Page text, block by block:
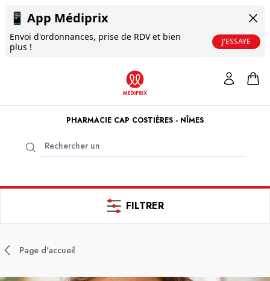
📱 App Médiprix
Envoi d'ordonnances, prise de RDV et bien
plus !
J'ESSAYE
PHARMACIE CAP COSTIÈRES - NÎMES
FILTRER
Page d'accueil